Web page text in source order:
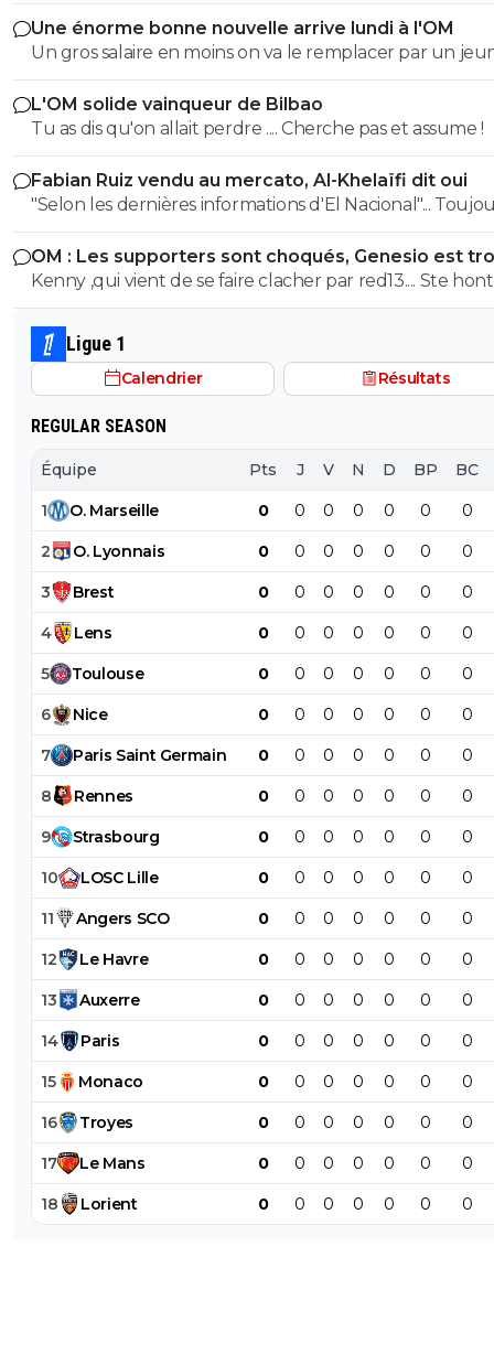
éléments qu'il faut vraiment supprimer style harit et
défense a renforcer le style de jeu proposé vers l'avant
rapide la signature de genesio me plaît énormément
et efficace j'étais pourtant plutôt contre sa venue
c'est que le début je suis impatient de voir la suite
Une énorme bonne nouvelle arrive lundi à l'OM
Un gros salaire en moins on va le remplacer par un
centre de formation..je pense que l ol peux faire
jeunes
L'OM solide vainqueur de Bilbao
Tu as dis qu'on allait perdre .... Cherche pas et assume !
Fabian Ruiz vendu au mercato, Al-Khelaïfi dit oui
"Selon les dernières informations d'El Nacional"... Toujours les
sources espagnoles douteuses, principales fabriques
news et principales sources pour les articles de Foot01.
OM : Les supporters sont choqués, Genesio est
fort
Kenny ,qui vient de se faire clacher par red13.... Ste
😂😂
Ligue 1
Calendrier Résultats
REGULAR SEASON
Équipe Pts J V N D BP BC
1 O. Marseille 0 0 0 0 0 0 0
2 O. Lyonnais 0 0 0 0 0 0 0
3 Brest 0 0 0 0 0 0 0
4 Lens 0 0 0 0 0 0 0
5 Toulouse 0 0 0 0 0 0 0
6 Nice 0 0 0 0 0 0 0
7 Paris Saint Germain 0 0 0 0 0 0 0
8 Rennes 0 0 0 0 0 0 0
9 Strasbourg 0 0 0 0 0 0 0
10 LOSC Lille 0 0 0 0 0 0 0
11 Angers SCO 0 0 0 0 0 0 0
12 Le Havre 0 0 0 0 0 0 0
13 Auxerre 0 0 0 0 0 0 0
14 Paris 0 0 0 0 0 0 0
15 Monaco 0 0 0 0 0 0 0
16 Troyes 0 0 0 0 0 0 0
17 Le Mans 0 0 0 0 0 0 0
18 Lorient 0 0 0 0 0 0 0